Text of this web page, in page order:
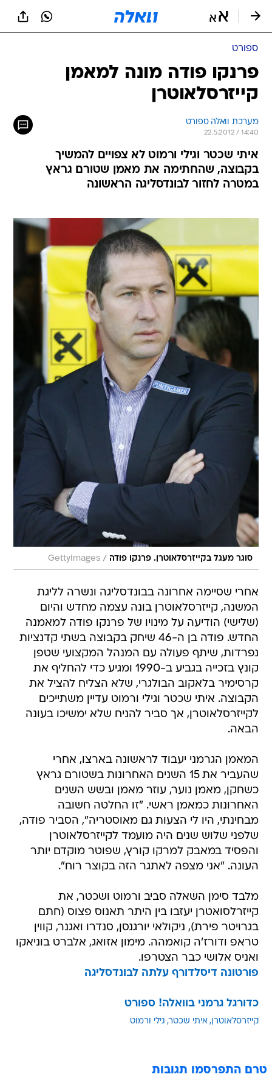
ספורט
פרנקו פודה מונה למאמן
קייזרסלאוטרן
מערכת וואלה ספורט
22.5.2012 / 14:40
איתי שכטר וגילי ורמוט לא צפויים להמשיך
בקבוצה, שהחתימה את מאמן שטורם גראץ
במטרה לחזור לבונדסליגה הראשונה
סוגר מעגל בקייזרסלאוטרן. פרנקו פודה /
GettyImages
אחרי שסיימה אחרונה בבונדסליגה ונשרה לליגת
המשנה, קייזרסלאוטרן בונה עצמה מחדש והיום
(שלישי) הודיעה על מינויו של פרנקו פודה למאמנה
החדש. פודה בן ה-46 שיחק בקבוצה בשתי קדנציות
נפרדות, שיתף פעולה עם המנהל המקצועי שטפן
קונץ בזכייה בגביע ב-1990 ומגיע כדי להחליף את
קרסימיר בלאקוב הבולגרי, שלא הצליח להציל את
הקבוצה. איתי שכטר וגילי ורמוט עדיין משתייכים
לקייזרסלאוטרן, אך סביר להניח שלא ימשיכו בעונה
הבאה.
המאמן הגרמני יעבוד לראשונה בארצו, אחרי
שהעביר את 15 השנים האחרונות בשטורם גראץ
כשחקן, מאמן נוער, עוזר מאמן ובשש השנים
האחרונות כמאמן ראשי. "זו החלטה חשובה
מבחינתי, היו לי הצעות גם מאוסטריה", הסביר פודה,
שלפני שלוש שנים היה מועמד לקייזרסלאוטרן
והפסיד במאבק למרקו קורץ, שפוטר מוקדם יותר
העונה. "אני מצפה לאתגר הזה בקוצר רוח".
מלבד סימן השאלה סביב ורמוט ושכטר, את
קייזרלסואטרן יעזבו בין היתר תאנוס פצוס (חתם
בגרויטר פירת), ניקולאי יורגנסן, סנדרו ואגנר, קווין
טראפ ודורז'ה קואמהה. מימון אזואג, אלברט בוניאקו
ואניס אלושי כבר הצטרפו.
פורטונה דיסלדורף עלתה לבונדסליגה
כדורגל גרמני בוואלה! ספורט
קייזרסלאוטרן איתי שכטר גילי ורמוט
טרם התפרסמו תגובות